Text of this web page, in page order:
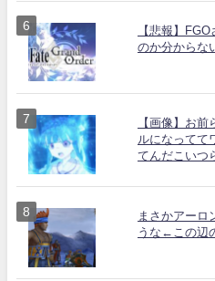
【悲報】
のか分からな
【画像】お
ルになってて
てんだこいつ
まさかアーロ
うな←この辺